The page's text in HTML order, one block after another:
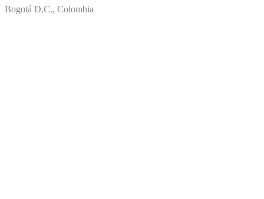
Bogotá D.C., Colombia